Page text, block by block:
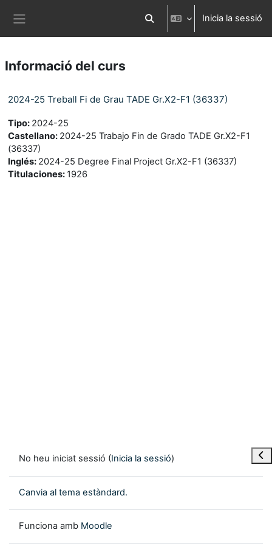
Commuta l'entrada de la cerca
Inicia la sessió
Informació del curs
2024-25 Treball Fi de Grau TADE Gr.X2-F1 (36337)
Tipo: 2024-25
Castellano: 2024-25 Trabajo Fin de Grado TADE Gr.X2-F1
(36337)
Inglés: 2024-25 Degree Final Project Gr.X2-F1 (36337)
Titulaciones: 1926
No heu iniciat sessió (Inicia la sessió)
Canvia al tema estàndard.
Funciona amb Moodle